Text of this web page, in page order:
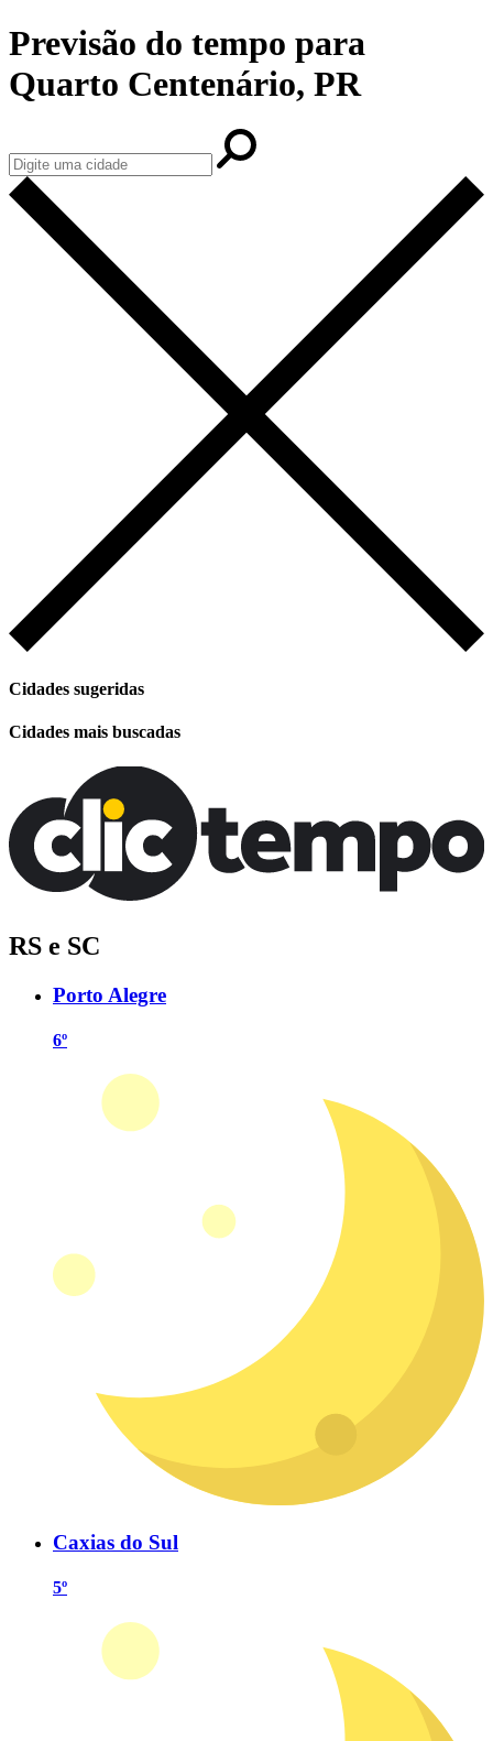
Previsão do tempo para
Quarto Centenário, PR
Cidades sugeridas
Cidades mais buscadas
RS e SC
Porto Alegre
6º
Caxias do Sul
5º